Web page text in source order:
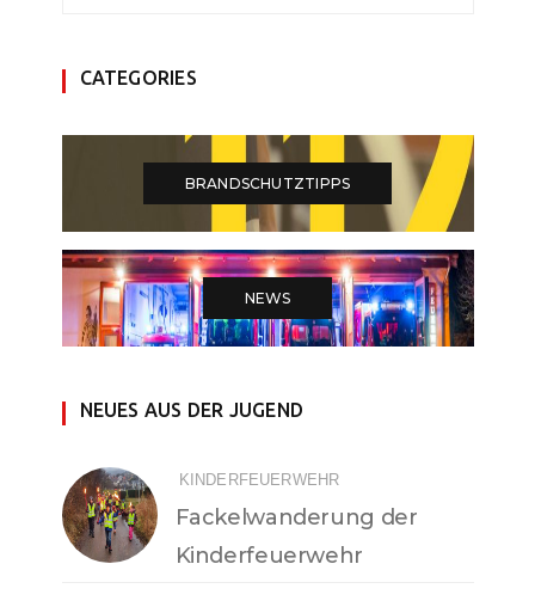
CATEGORIES
BRANDSCHUTZTIPPS
NEWS
NEUES AUS DER JUGEND
KINDERFEUERWEHR
Fackelwanderung der
Kinderfeuerwehr